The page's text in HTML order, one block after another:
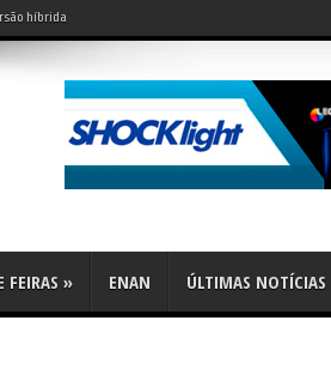
híbrida
leve?
FEIRAS » ENAN ÚLTIMAS NOTÍCIAS